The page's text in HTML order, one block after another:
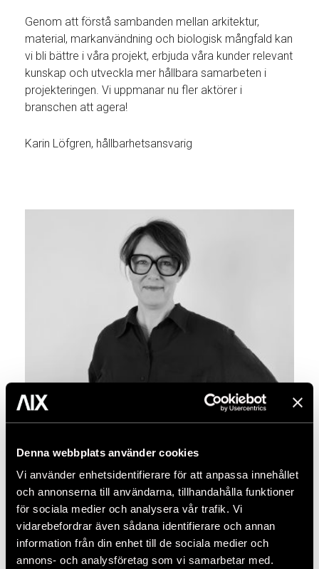
Denna webbplats använder cookies
Vi använder enhetsidentifierare för att anpassa innehållet
och annonserna till användarna, tillhandahålla funktioner
för sociala medier och analysera vår trafik. Vi
vidarebefordrar även sådana identifierare och annan
information från din enhet till de sociala medier och
annons- och analysföretag som vi samarbetar med.
Genom att förstå sambanden mellan arkitektur,
material, markanvändning och biologisk mångfald kan
vi bli bättre i våra projekt, erbjuda våra kunder relevant
kunskap och utveckla mer hållbara samarbeten i
projekteringen. Vi uppmanar nu fler aktörer i
branschen att agera!
Karin Löfgren, hållbarhetsansvarig
KARIN LÖFGREN
PH.D ARKITEKT SAR/MSA
Hållbarhetsansvarig
karin.lofgren@aix.se 08-690 29 93